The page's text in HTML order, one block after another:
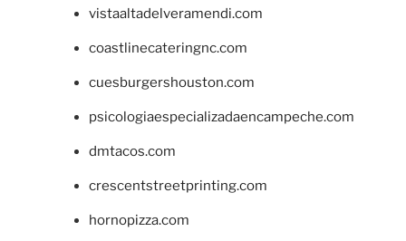
vistaaltadelveramendi.com
coastlinecateringnc.com
cuesburgershouston.com
psicologiaespecializadaencampeche.com
dmtacos.com
crescentstreetprinting.com
hornopizza.com